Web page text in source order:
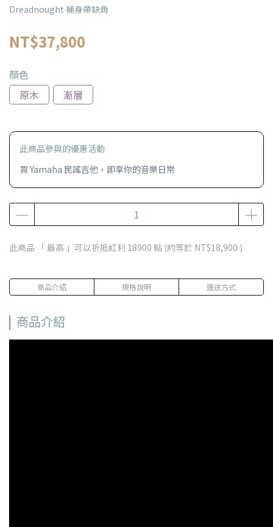
Dreadnought 桶身帶缺角
NT$37,800
顏色
原木
漸層
此商品參與的優惠活動
買 Yamaha 民謠吉他，即享你的音樂日常
此商品 「 最高 」可以折抵紅利 18900 點 (約等於 NT$18,900 )
商品介紹 規格說明 運送方式
商品介紹